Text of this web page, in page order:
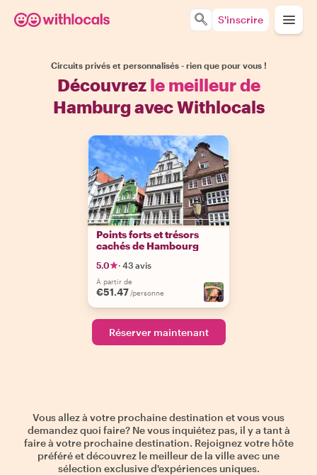
S'inscrire
Circuits privés et personnalisés - rien que pour vous !
Découvrez le meilleur de
Hamburg avec Withlocals
Points forts et trésors
cachés de Hambourg
5.0 · 43 avis
À partir de
€51.47 /personne
Réserver maintenant
Vous allez à votre prochaine destination et vous vous
demandez quoi faire? Ne vous inquiétez pas, il y a tant à
faire à votre prochaine destination. Rejoignez votre hôte
préféré et découvrez le meilleur de la ville avec une
sélection exclusive d'expériences uniques.